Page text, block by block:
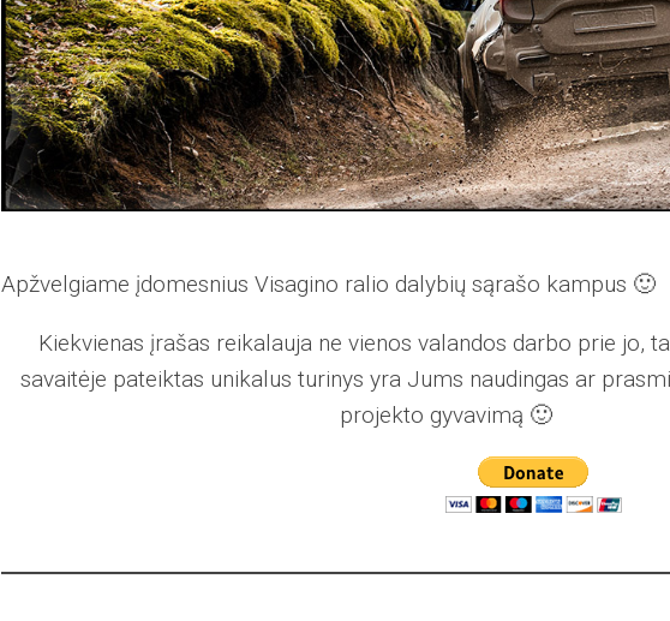
Apžvelgiame įdomesnius Visagino ralio dalybių sąrašo kampus 🙂
Kiekvienas įrašas reikalauja ne vienos valandos darbo prie jo,
savaitėje pateiktas unikalus turinys yra Jums naudingas ar
projekto gyvavimą 🙂